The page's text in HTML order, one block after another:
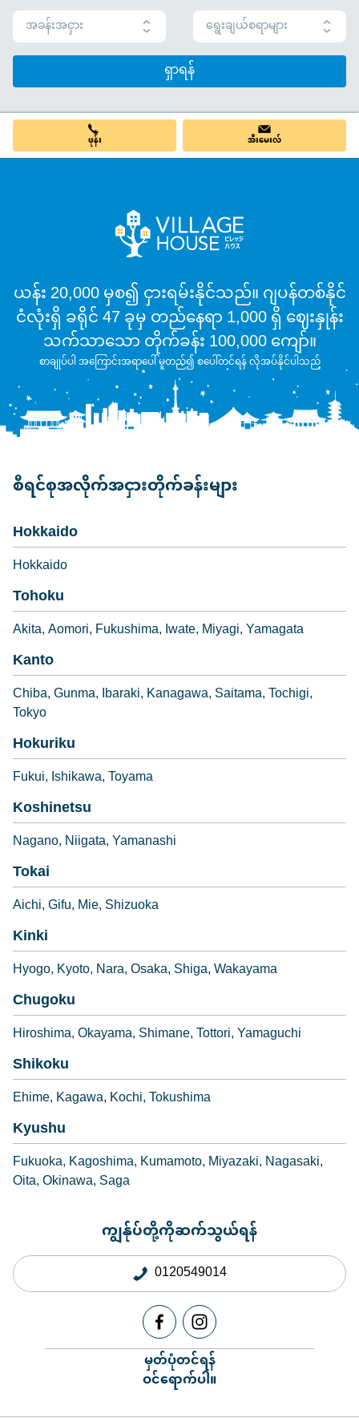
အခန်းအငှား
ရွေးချယ်စရာများ
ရှာရန်
ဖုန်း အီးမေးလ်
ယန်း 20,000 မှစ၍ ငှားရမ်းနိုင်သည်။ ဂျပန်တစ်နိုင်
ငံလုံးရှိ ခရိုင် 47 ခုမှ တည်နေရာ 1,000 ရှိ ဈေးနှုန်း
သက်သာသော တိုက်ခန်း 100,000 ကျော်။
စာချုပ်ပါ အကြောင်းအရာပေါ် မူတည်၍ စပေါ်တင်ရန် လိုအပ်နိုင်ပါသည်
စီရင်စုအလိုက်အငှားတိုက်ခန်းများ
Hokkaido
Hokkaido
Tohoku
Akita Aomori Fukushima Iwate Miyagi Yamagata
Kanto
Chiba Gunma Ibaraki Kanagawa Saitama Tochigi
Tokyo
Hokuriku
Fukui Ishikawa Toyama
Koshinetsu
Nagano Niigata Yamanashi
Tokai
Aichi Gifu Mie Shizuoka
Kinki
Hyogo Kyoto Nara Osaka Shiga Wakayama
Chugoku
Hiroshima Okayama Shimane Tottori Yamaguchi
Shikoku
Ehime Kagawa Kochi Tokushima
Kyushu
Fukuoka Kagoshima Kumamoto Miyazaki Nagasaki
Oita Okinawa Saga
ကျွန်ုပ်တို့ကိုဆက်သွယ်ရန်
0120549014
မှတ်ပုံတင်ရန်
ဝင်ရောက်ပါ။